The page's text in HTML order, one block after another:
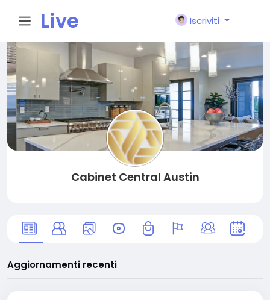
Live
City I
n
Iscriviti
Cabinet Central Austin
Aggiornamenti recenti